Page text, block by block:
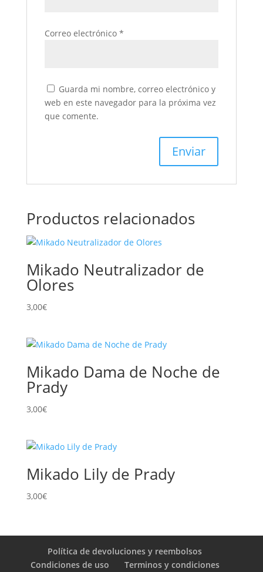
Correo electrónico *
Guarda mi nombre, correo electrónico y
web en este navegador para la próxima vez
que comente.
Productos relacionados
Mikado Neutralizador de
Olores
3,00€
Mikado Dama de Noche de
Prady
3,00€
Mikado Lily de Prady
3,00€
Política de devoluciones y reembolsos
Condiciones de uso
Terminos y condiciones